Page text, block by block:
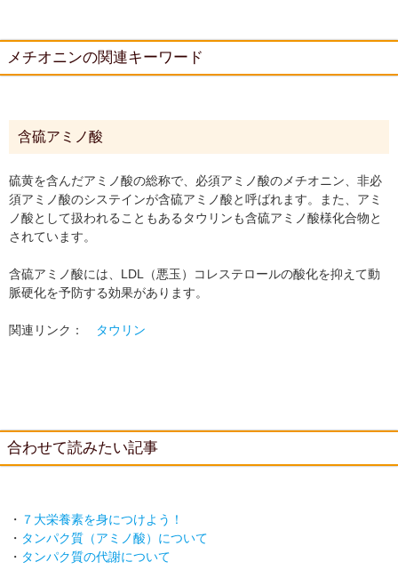
メチオニンの関連キーワード
含硫アミノ酸
硫黄を含んだアミノ酸の総称で、必須アミノ酸のメチオニン、非必
須アミノ酸のシステインが含硫アミノ酸と呼ばれます。また、アミ
ノ酸として扱われることもあるタウリンも含硫アミノ酸様化合物と
されています。
含硫アミノ酸には、LDL（悪玉）コレステロールの酸化を抑えて動
脈硬化を予防する効果があります。
関連リンク： タウリン
合わせて読みたい記事
・ ７大栄養素を身につけよう！
・ タンパク質（アミノ酸）について
・ タンパク質の代謝について